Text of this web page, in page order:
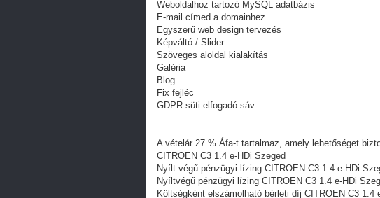
Weboldalhoz tartozó MySQL adatbázis
E-mail címed a domainhez
Egyszerű web design tervezés
Képváltó / Slider
Szöveges aloldal kialakítás
Galéria
Blog
Fix fejléc
GDPR süti elfogadó sáv
A vételár 27 % Áfa-t tartalmaz, amely lehetőséget
CITROEN C3 1.4 e-HDi Szeged
Nyílt végű pénzügyi lízing CITROEN C3 1.4 e-HDi
Nyíltvégű pénzügyi lízing CITROEN C3 1.4 e-HDi
Költségként elszámolható bérleti díj CITROEN C3 1.4